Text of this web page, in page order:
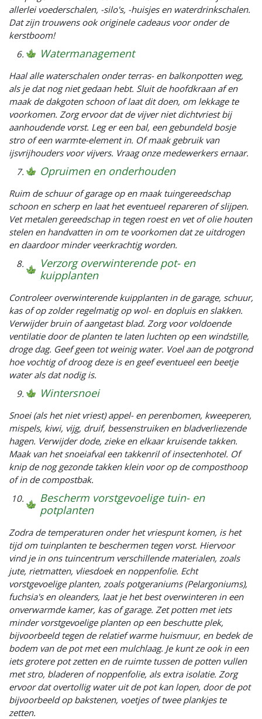
allerlei voederschalen, -silo's, -huisjes en waterdrinkschalen.
Dat zijn trouwens ook originele cadeaus voor onder de
kerstboom!
Watermanagement
Haal alle waterschalen onder terras- en balkonpotten weg,
als je dat nog niet gedaan hebt. Sluit de hoofdkraan af en
maak de dakgoten schoon of laat dit doen, om lekkage te
voorkomen. Zorg ervoor dat de vijver niet dichtvriest bij
aanhoudende vorst. Leg er een bal, een gebundeld bosje
stro of een warmte-element in. Of maak gebruik van
ijsvrijhouders voor vijvers. Vraag onze medewerkers ernaar.
Opruimen en onderhouden
Ruim de schuur of garage op en maak tuingereedschap
schoon en scherp en laat het eventueel repareren of slijpen.
Vet metalen gereedschap in tegen roest en vet of olie houten
stelen en handvatten in om te voorkomen dat ze uitdrogen
en daardoor minder veerkrachtig worden.
Verzorg overwinterende pot- en
kuipplanten
Controleer overwinterende kuipplanten in de garage, schuur,
kas of op zolder regelmatig op wol- en dopluis en slakken.
Verwijder bruin of aangetast blad. Zorg voor voldoende
ventilatie door de planten te laten luchten op een windstille,
droge dag. Geef geen tot weinig water. Voel aan de potgrond
hoe vochtig of droog deze is en geef eventueel een beetje
water als dat nodig is.
Wintersnoei
Snoei (als het niet vriest) appel- en perenbomen, kweeperen,
mispels, kiwi, vijg, druif, bessenstruiken en bladverliezende
hagen. Verwijder dode, zieke en elkaar kruisende takken.
Maak van het snoeiafval een takkenril of insectenhotel. Of
knip de nog gezonde takken klein voor op de composthoop
of in de compostbak.
Bescherm vorstgevoelige tuin- en
potplanten
Zodra de temperaturen onder het vriespunt komen, is het
tijd om tuinplanten te beschermen tegen vorst. Hiervoor
vind je in ons tuincentrum verschillende materialen, zoals
jute, rietmatten, vliesdoek en noppenfolie. Echt
vorstgevoelige planten, zoals potgeraniums (Pelargoniums),
fuchsia's en oleanders, laat je het best overwinteren in een
onverwarmde kamer, kas of garage. Zet potten met iets
minder vorstgevoelige planten op een beschutte plek,
bijvoorbeeld tegen de relatief warme huismuur, en bedek de
bodem van de pot met een mulchlaag. Je kunt ze ook in een
iets grotere pot zetten en de ruimte tussen de potten vullen
met stro, bladeren of noppenfolie, als extra isolatie. Zorg
ervoor dat overtollig water uit de pot kan lopen, door de pot
bijvoorbeeld op bakstenen, voetjes of twee plankjes te
zetten.